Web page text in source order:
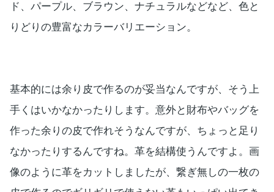
ド、パープル、ブラウン、ナチュラルなどなど、色と
りどりの豊富なカラーバリエーション。
基本的には余り皮で作るのが妥当なんですが、そう上
手くはいかなかったりします。意外と財布やバッグを
作った余りの皮で作れそうなんですが、ちょっと足り
なかったりするんですね。革を結構使うんですよ。画
像のように革をカットしましたが、繋ぎ無しの一枚の